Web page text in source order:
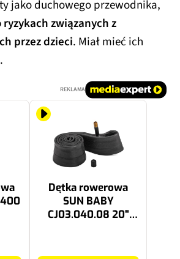
jako duchowego przewodnika,
związanych z
przez dzieci. Miał mieć ich
REKLAMA
Dętka rowerowa
SUN BABY
CJ03.040.08 20"